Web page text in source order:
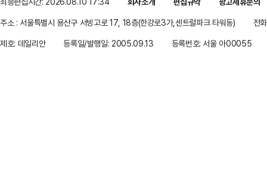
주소 : 서울특별시 용산구 서빙고로 17, 18층(한강로3가,센트럴파크 타워동)
전
제호: 데일리안
등록일/발행일: 2005.09.13 등록번호: 서울 아00055